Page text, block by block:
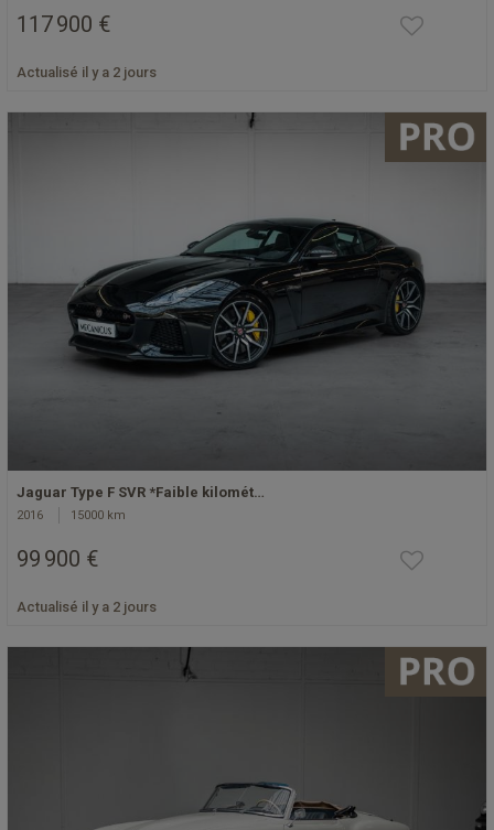
117 900 €
Actualisé il y a 2 jours
Jaguar Type F SVR *Faible kilomét…
2016 15000 km
99 900 €
Actualisé il y a 2 jours